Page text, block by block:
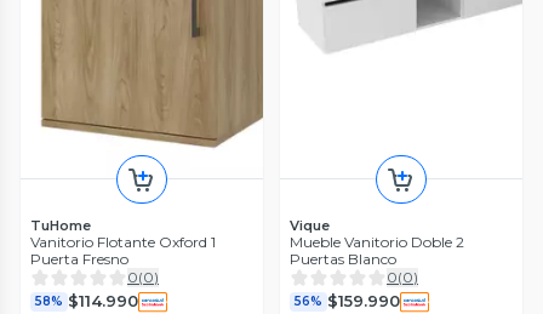
TuHome
Vanitorio Flotante Oxford 1
Puerta Fresno
0(0)
58% $114.990
Vique
Mueble Vanitorio Doble 2
Puertas Blanco
0(0)
56% $159.990